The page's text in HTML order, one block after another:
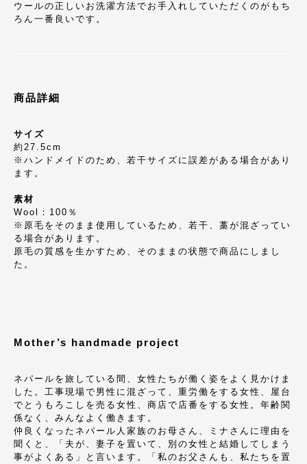
ウールの正しいお洗濯方法でお手入れしていただくのがもち
ろん一番良いです。
商品詳細
サイズ
約27.5cm
※ハンドメイドのため、若干サイズに誤差がある場合があり
ます。
素材
Wool：100％
※原毛をそのまま使用しているため、若干、藁が混ざってい
る場合があります。
原毛の質感を生かすため、そのままの状態で商品にしまし
た。
Mother’s handmade project
ネパールを旅している間、女性たちが働く姿をよく見かけま
した。工事現場で男性に混ざって、重労働をする女性、屋台
でとうもろこしを売る女性、商店で店番をする女性。年齢関
係なく、みんなよく働きます。
仲良くなったネパール人家族のお母さん、ミナさんに理由を
聞くと、「夫が、妻子を置いて、別の女性と結婚してしまう
事がよくある」と言います。「私のお父さんも、私たちを置